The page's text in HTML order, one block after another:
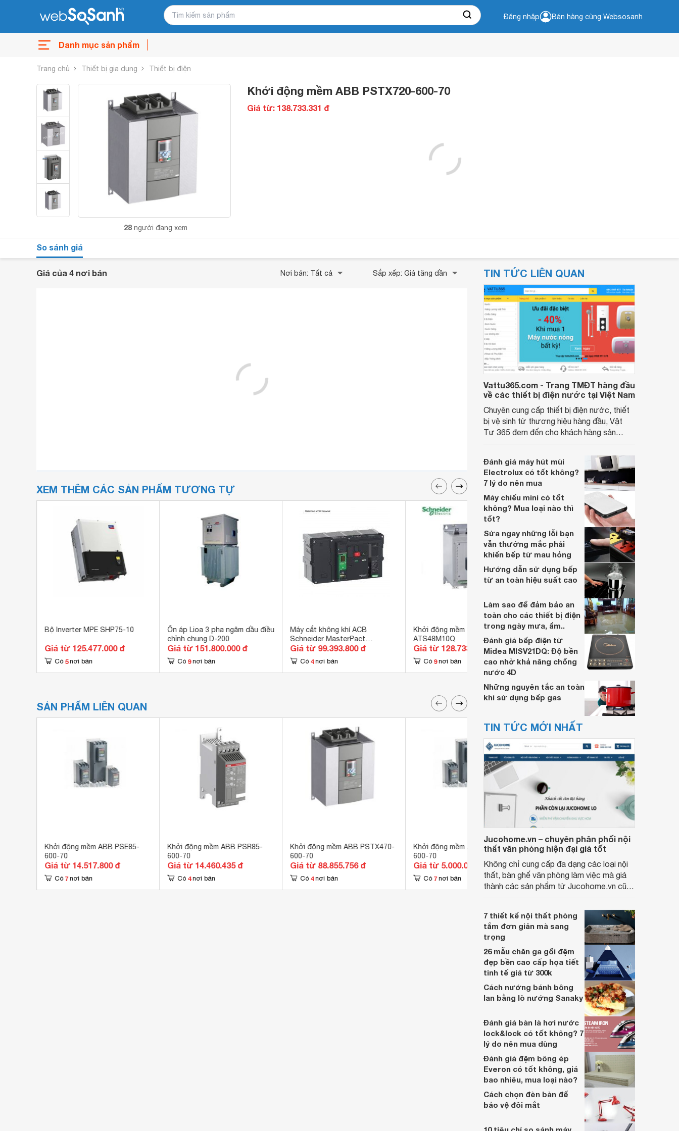
Đăng nhập Bán hàng cùng Websosanh
Danh mục sản phẩm
Trang chủ Thiết bị gia dụng Thiết bị điện
28 người đang xem
Khởi động mềm ABB PSTX720-600-70
Giá từ: 138.733.331 đ
So sánh giá
Giá của 4 nơi bán Nơi bán: Tất cả Sắp xếp: Giá tăng dần
XEM THÊM CÁC SẢN PHẨM TƯƠNG TỰ
Bộ Inverter MPE SHP75-10
Giá từ 125.477.000 đ
Có 5 nơi bán
Ổn áp Lioa 3 pha ngâm dầu điều
chỉnh chung D-200
Giá từ 151.800.000 đ
Có 9 nơi bán
Máy cắt không khí ACB
Schneider MasterPact
MTZ216H12.0X4PMD
Giá từ 99.393.800 đ
Có 4 nơi bán
Khởi động mềm Schneider
ATS48M10Q
Giá từ 128.733.000 đ
Có 9 nơi bán
Bộ chuyển đổi nguồn Schneider
ATSNS100H4E2 - 4P, 1000A,
70kA
Giá từ 135.061.740 đ
Có 5 nơi bán
SẢN PHẨM LIÊN QUAN
Khởi động mềm ABB PSE85-
600-70
Giá từ 14.517.800 đ
Có 7 nơi bán
Khởi động mềm ABB PSR85-
600-70
Giá từ 14.460.435 đ
Có 4 nơi bán
Khởi động mềm ABB PSTX470-
600-70
Giá từ 88.855.756 đ
Có 4 nơi bán
Khởi động mềm ABB PSE18-
600-70
Giá từ 5.000.000 đ
Có 7 nơi bán
Khởi động mềm ABB PSE300-
600-70
Giá từ 37.712.400 đ
Có 6 nơi bán
TIN TỨC LIÊN QUAN
Vattu365.com - Trang TMĐT hàng đầu
về các thiết bị điện nước tại Việt Nam
Chuyên cung cấp thiết bị điện nước, thiết
bị vệ sinh từ thương hiệu hàng đầu, Vật
Tư 365 đem đến cho khách hàng sản
nhiều năm, nhân viên tư vấn chuyên
nghiệp, đội ngũ kỹ thuật có tay nghề cao,
vattu365.com đang là lựa chọn hàng đầu
của nhiều người hiện nay.
Đánh giá máy hút mùi
Electrolux có tốt không?
7 lý do nên mua
Máy chiếu mini có tốt
không? Mua loại nào thì
tốt?
Sửa ngay những lỗi bạn
vẫn thường mắc phải
khiến bếp từ mau hỏng
Hướng dẫn sử dụng bếp
từ an toàn hiệu suất cao
Làm sao để đảm bảo an
toàn cho các thiết bị điện
trong ngày mưa, ẩm..
Đánh giá bếp điện từ
Midea MISV21DQ: Độ bền
cao nhờ khả năng chống
nước 4D
Những nguyên tắc an toàn
khi sử dụng bếp gas
TIN TỨC MỚI NHẤT
Jucohome.vn – chuyên phân phối nội
thất văn phòng hiện đại giá tốt
Không chỉ cung cấp đa dạng các loại nội
thất, bàn ghế văn phòng làm việc mà giá
thành các sản phẩm từ Jucohome.vn cũng
7 thiết kế nội thất phòng
tắm đơn giản mà sang
trọng
26 mẫu chăn ga gối đệm
đẹp bền cao cấp họa tiết
tinh tế giá từ 300k
Cách nướng bánh bông
lan bằng lò nướng Sanaky
Đánh giá bàn là hơi nước
lock&lock có tốt không? 7
lý do nên mua dùng
Đánh giá đệm bông ép
Everon có tốt không, giá
bao nhiêu, mua loại nào?
Cách chọn đèn bàn để
bảo vệ đôi mắt